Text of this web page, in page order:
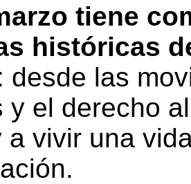
tiene
históricas
desde las
y el derecho
a vivir una